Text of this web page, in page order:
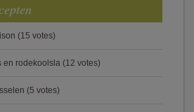
(15 votes)
en rodekoolsla (12 votes)
(5 votes)